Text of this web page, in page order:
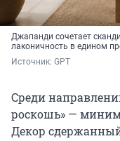
Джапанди сочетает
лаконичность в едином
Источник: GPT
Среди
роскошь» —
Декор